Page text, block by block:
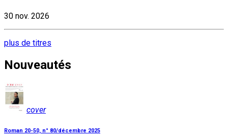
30 nov. 2026
plus de titres
Nouveautés
cover
Roman 20-50, n° 80/décembre 2025